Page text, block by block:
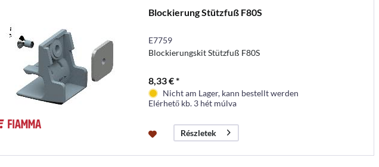
Blockierung Stützfuß F80S
E7759
Blockierungskit Stützfuß F80S
8,33 € *
Nicht am Lager, kann bestellt werden
Elérhető kb. 3 hét múlva
Részletek